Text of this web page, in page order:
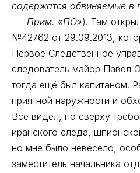
содержатся обвиняемые в
— Прим. «ПО»). Там
№42762 от 29.09.2013,
Первое Следственное
следователь майор Павел
тогда ещё был капитаном.
приятной наружности и
Всё видел, но сверху
иранского следа,
но мне было невесело,
заместитель начальника